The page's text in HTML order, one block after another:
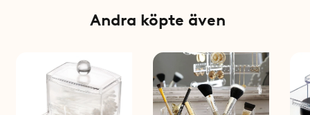
Andra köpte även